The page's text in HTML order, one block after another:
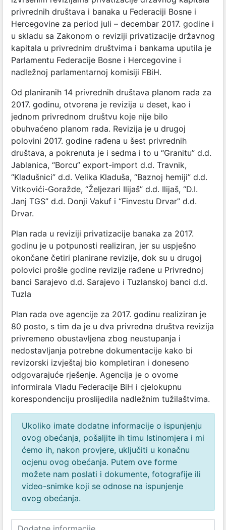
privrednih društava i banaka u Federaciji Bosne i
Hercegovine za period juli – decembar 2017. godine i
u skladu sa Zakonom o reviziji privatizacije državnog
kapitala u privrednim društvima i bankama uputila je
Parlamentu Federacije Bosne i Hercegovine i
nadležnoj parlamentarnoj komisiji FBiH.
Od planiranih 14 privrednih društava planom rada za
2017. godinu, otvorena je revizija u deset, kao i
jednom privrednom društvu koje nije bilo
obuhvaćeno planom rada. Revizija je u drugoj
polovini 2017. godine rađena u šest privrednih
društava, a pokrenuta je i sedma i to u “Granitu” d.d.
Jablanica, “Borcu” export-import d.d. Travnik,
“Kladušnici” d.d. Velika Kladuša, “Baznoj hemiji” d.d.
Vitkovići-Goražde, “Željezari Ilijaš” d.d. Ilijaš, “D.I.
Janj TGS” d.d. Donji Vakuf i “Finvestu Drvar” d.d.
Drvar.
Plan rada u reviziji privatizacije banaka za 2017.
godinu je u potpunosti realiziran, jer su uspješno
okončane četiri planirane revizije, dok su u drugoj
polovici prošle godine revizije rađene u Privrednoj
banci Sarajevo d.d. Sarajevo i Tuzlanskoj banci d.d.
Tuzla
Plan rada ove agencije za 2017. godinu realiziran je
80 posto, s tim da je u dva privredna društva revizija
privremeno obustavljena zbog neustupanja i
nedostavljanja potrebne dokumentacije kako bi
revizorski izvještaj bio kompletiran i doneseno
odgovarajuće rješenje. Agencija je o ovome
informirala Vladu Federacije BiH i cjelokupnu
korespondenciju proslijedila nadležnim tužilaštvima.
Ukoliko imate dodatne informacije o ispunjenju
ovog obećanja, pošaljite ih timu Istinomjera i mi
ćemo ih, nakon provjere, uključiti u konačnu
ocjenu ovog obećanja. Putem ove forme
možete nam poslati i dokumente, fotografije ili
video-snimke koji se odnose na ispunjenje
ovog obećanja.